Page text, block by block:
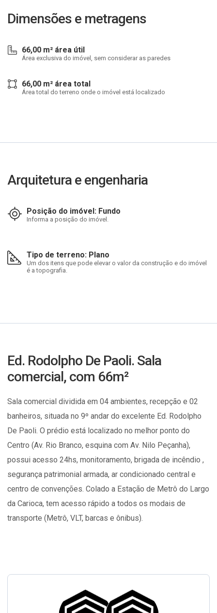
Dimensões e metragens
66,00 m² área útil
Área exclusiva do imóvel, sem considerar as paredes
66,00 m² área total
Área total do terreno onde o imóvel está localizado
Arquitetura e engenharia
Posição do imóvel: Fundo
Informa a posição do imóvel.
Tipo de terreno: Plano
Um dos itens que pode elevar o valor da construção e do imóvel
é a topografia.
Ed. Rodolpho De Paoli. Sala
comercial, com 66m²
Sala comercial dividida em 04 ambientes, recepção e 02
banheiros, situada no 9º andar do excelente Ed. Rodolpho
De Paoli. O prédio está localizado no melhor ponto do
Centro (Av. Rio Branco, esquina com Av. Nilo Peçanha),
possui acesso 24hs, monitoramento, brigada de incêndio ,
segurança patrimonial armada, ar condicionado central e
centro de convenções. Colado a Estação de Metrô do Largo
da Carioca, tem acesso rápido a todos os modais de
transporte (Metrô, VLT, barcas e ônibus).